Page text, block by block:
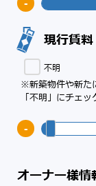
-
現行賃料
不明
※新築物件や新た
「不明」にチェ
-
オーナー様情